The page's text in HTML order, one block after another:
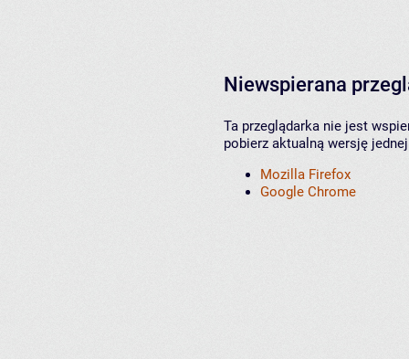
Niewspierana
Ta przeglądarka nie jest
pobierz aktualną wersję
Mozilla Firefox
Google Chrome